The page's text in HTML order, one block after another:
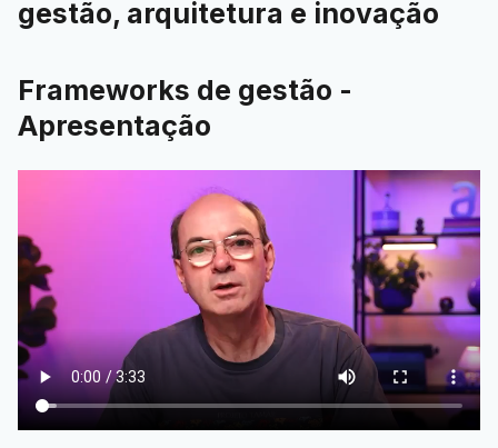
gestão, arquitetura e inovação
Frameworks de gestão -
Apresentação